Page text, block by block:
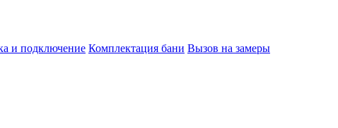
и подключение Комплектация бани Вызов на замеры